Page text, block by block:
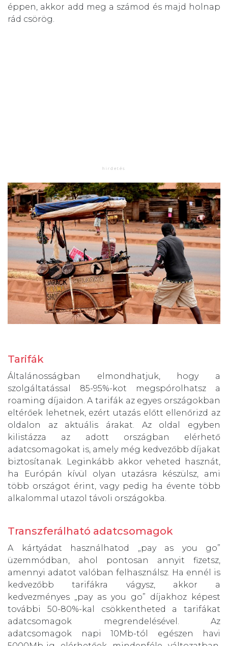
éppen, akkor add meg a számod és majd holnap
rád csörög.
Tarifák
Általánosságban elmondhatjuk, hogy a
szolgáltatással 85-95%-kot megspórolhatsz a
roaming díjaidon. A tarifák az egyes országokban
eltérőek lehetnek, ezért utazás előtt ellenőrizd az
oldalon az aktuális árakat. Az oldal egyben
kilistázza az adott országban elérhető
adatcsomagokat is, amely még kedvezőbb díjakat
biztosítanak. Leginkább akkor veheted hasznát,
ha Európán kívül olyan utazásra készülsz, ami
több országot érint, vagy pedig ha évente több
alkalommal utazol távoli országokba.
Transzferálható adatcsomagok
A kártyádat használhatod „pay as you go”
üzemmódban, ahol pontosan annyit fizetsz,
amennyi adatot valóban felhasználsz. Ha ennél is
kedvezőbb tarifákra vágysz, akkor a
kedvezményes „pay as you go” díjakhoz képest
további 50-80%-kal csökkentheted a tarifákat
adatcsomagok megrendelésével. Az
adatcsomagok napi 10Mb-tól egészen havi